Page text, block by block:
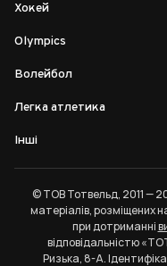
Хокей
Olympics
Волейбол
Легка атлетика
Інші
© ТОВ Тотвельд, 2011 —
матеріалів, розміщених
при дотриманні
відповідальністю
Ризька, 8-А.